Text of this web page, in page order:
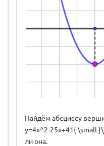
Найдём абсциссу
y=4x^2-25x+41{ \small
ли она.